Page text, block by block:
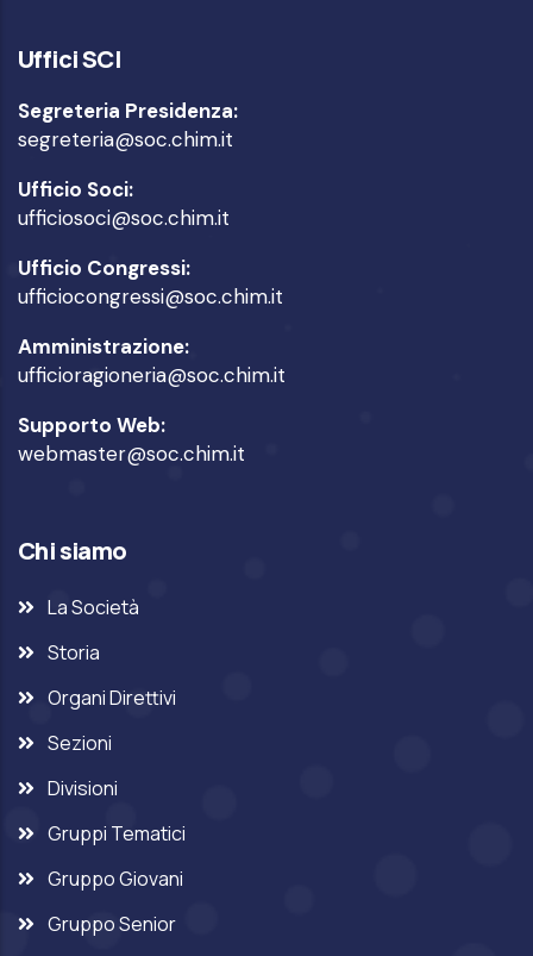
Uffici SCI
Segreteria Presidenza:
segreteria@soc.chim.it
Ufficio Soci:
ufficiosoci@soc.chim.it
Ufficio Congressi:
ufficiocongressi@soc.chim.it
Amministrazione:
ufficioragioneria@soc.chim.it
Supporto Web:
webmaster@soc.chim.it
Chi siamo
La Società
Storia
Organi Direttivi
Sezioni
Divisioni
Gruppi Tematici
Gruppo Giovani
Gruppo Senior